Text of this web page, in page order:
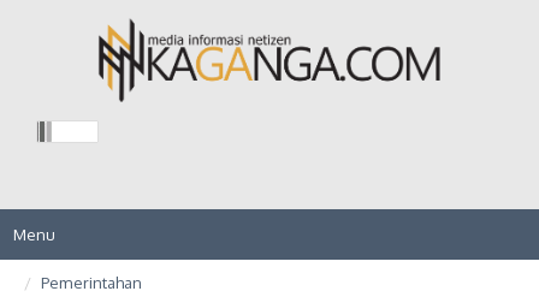
Toggle
navigation
Menu
Pemerintahan